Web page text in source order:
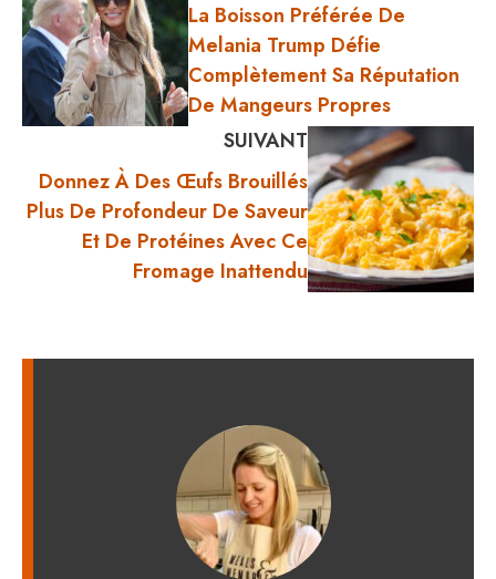
La Boisson Préférée De
Melania Trump Défie
Complètement Sa Réputation
De Mangeurs Propres
SUIVANT
Donnez À Des Œufs Brouillés
Plus De Profondeur De Saveur
Et De Protéines Avec Ce
Fromage Inattendu